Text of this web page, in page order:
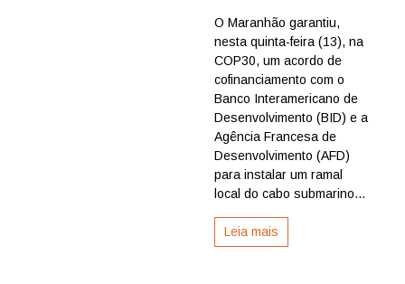
assegura
ramal
de
cabo
com
BID
e
AFD
e
entra
rota
internacional
O Maranhão garantiu,
nesta quinta-feira (13), na
COP30, um acordo de
cofinanciamento com o
Banco Interamericano de
Desenvolvimento (BID) e a
Agência Francesa de
Desenvolvimento (AFD)
para instalar um ramal
local do cabo submarino...
Leia mais